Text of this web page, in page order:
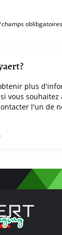
plus
vous souhaitez
l'un de